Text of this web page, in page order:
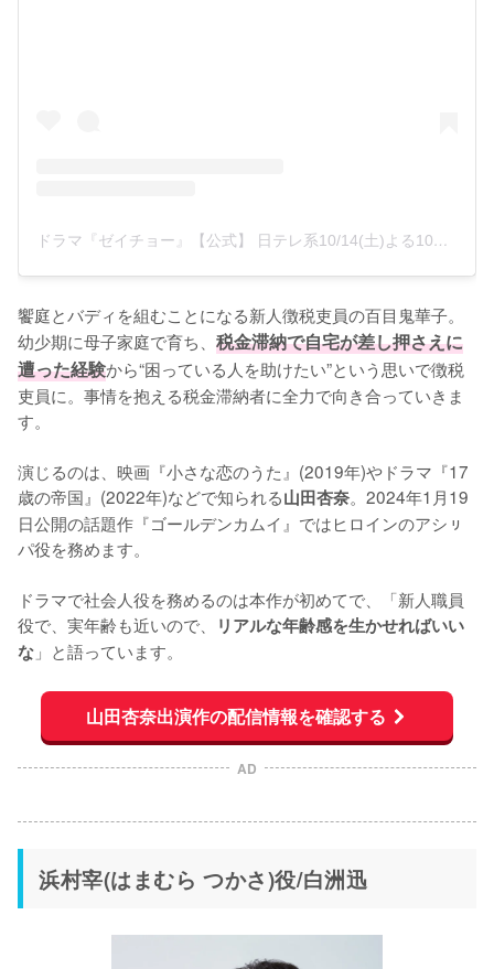
ドラマ『ゼイチョー』【公式】 日テレ系10/14(土)よる10時スタート(@zeicho_drama)がシェアした投稿
饗庭とバディを組むことになる新人徴税吏員の百目鬼華子。
幼少期に母子家庭で育ち、 税金滞納で自宅が差し押さえに
遭った経験から“困っている人を助けたい”という思いで徴税
吏員に。事情を抱える税金滞納者に全力で向き合っていきま
す。
演じるのは、映画『小さな恋のうた』(2019年)やドラマ『17
歳の帝国』(2022年)などで知られる山田杏奈。2024年1月19
日公開の話題作『ゴールデンカムイ』ではヒロインのアシㇼ
パ役を務めます。
ドラマで社会人役を務めるのは本作が初めてで、「新人職員
役で、実年齢も近いので、
リアルな年齢感を生かせればいい
な 」と語っています。
山田杏奈出演作の配信情報を確認する
AD
浜村宰(はまむら つかさ)役/白洲迅